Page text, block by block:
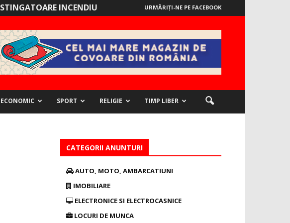
STINGATOARE INCENDIU URMĂRIȚI-NE PE FACEBOOK
ECONOMIC SPORT RELIGIE TIMP LIBER
CATEGORII ANUNTURI
AUTO, MOTO, AMBARCATIUNI
IMOBILIARE
ELECTRONICE SI ELECTROCASNICE
LOCURI DE MUNCA